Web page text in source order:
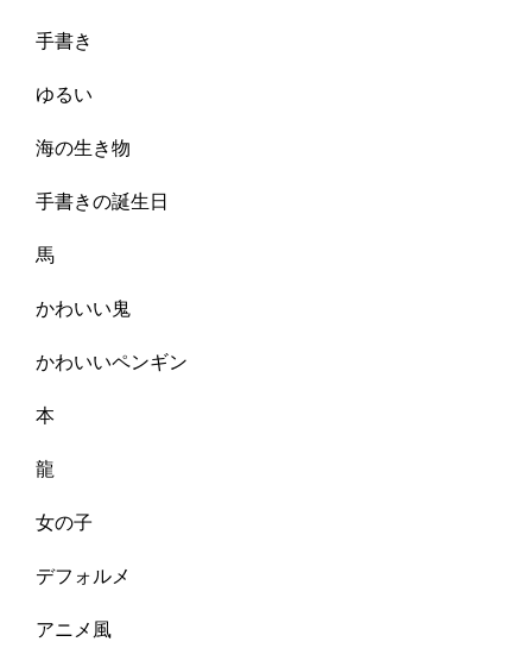
手書き
ゆるい
海の生き物
手書きの誕生日
馬
かわいい鬼
かわいいペンギン
本
龍
女の子
デフォルメ
アニメ風